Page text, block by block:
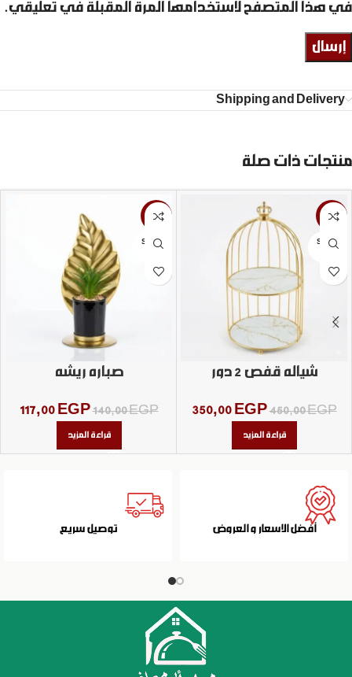
في هذا المتصفح لاستخدامها المرة المقبلة في تعليقي.
Shipping and Delivery
منتجات ذات صلة
-22%
SOLD
شياله قفص 2 دور
450,00EGP
350,00 EGP
قراءة المزيد
-16%
SOLD
صباره ريشه
140,00EGP
117,00 EGP
قراءة المزيد
أفضل الاسعار و العروض توصيل سريع